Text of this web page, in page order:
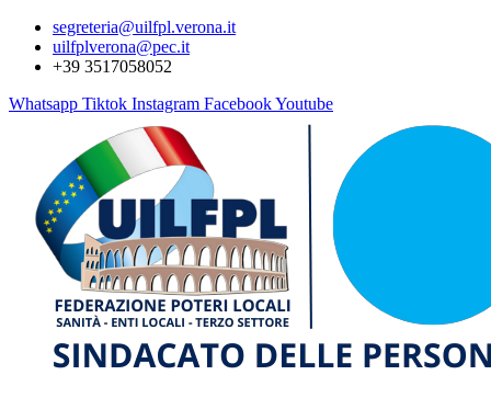
segreteria@uilfpl.verona.it
uilfplverona@pec.it
+39 3517058052
Whatsapp Tiktok Instagram FacebookYoutube